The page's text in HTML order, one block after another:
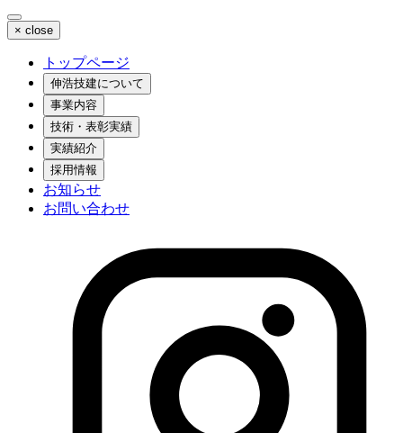
× close
トップページ
伸浩技建について
事業内容
技術・表彰実績
実績紹介
採用情報
お知らせ
お問い合わせ